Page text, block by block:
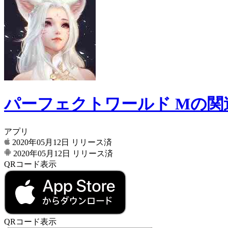
パーフェクトワールド Mの関
アプリ
2020年05月12日
リリース済
2020年05月12日
リリース済
QRコード表示
QRコード表示